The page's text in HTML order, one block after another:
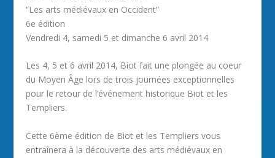
“Les arts médiévaux en Occident”
6e édition
Vendredi 4, samedi 5 et dimanche 6 avril 2014
Les 4, 5 et 6 avril 2014, Biot fait une plongée au coeur
du Moyen Âge lors de trois journées exceptionnelles
pour le retour de l’événement historique Biot et les
Templiers.
Cette 6ème édition de Biot et les Templiers vous
entraînera à la découverte des arts médiévaux en